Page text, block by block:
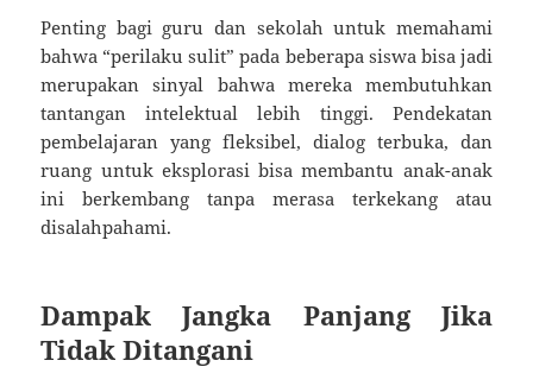
Penting bagi guru dan sekolah untuk memahami
bahwa “perilaku sulit” pada beberapa siswa bisa jadi
merupakan sinyal bahwa mereka membutuhkan
tantangan intelektual lebih tinggi. Pendekatan
pembelajaran yang fleksibel, dialog terbuka, dan
ruang untuk eksplorasi bisa membantu anak-anak
ini berkembang tanpa merasa terkekang atau
disalahpahami.
Dampak Jangka Panjang Jika
Tidak Ditangani